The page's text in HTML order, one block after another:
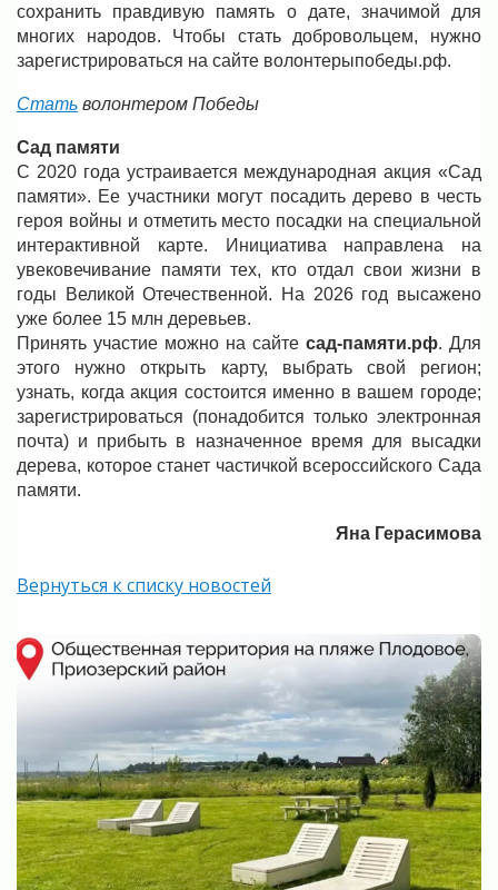
сохранить правдивую память о дате, значимой для
многих народов. Чтобы стать добровольцем, нужно
зарегистрироваться на сайте волонтерыпобеды.рф.
Стать волонтером Победы
Сад памяти
С 2020 года устраивается международная акция «Сад
памяти». Ее участники могут посадить дерево в честь
героя войны и отметить место посадки на специальной
интерактивной карте. Инициатива направлена на
увековечивание памяти тех, кто отдал свои жизни в
годы Великой Отечественной. На 2026 год высажено
уже более 15 млн деревьев.
Принять участие можно на сайте сад-памяти.рф. Для
этого нужно открыть карту, выбрать свой регион;
узнать, когда акция состоится именно в вашем городе;
зарегистрироваться (понадобится только электронная
почта) и прибыть в назначенное время для высадки
дерева, которое станет частичкой всероссийского Сада
памяти.
Яна Герасимова
Вернуться к списку новостей